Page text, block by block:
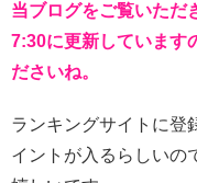
当ブログをご覧いただ
7:30に更新しています
ださいね。
ランキングサイトに登
イントが入るらしいの